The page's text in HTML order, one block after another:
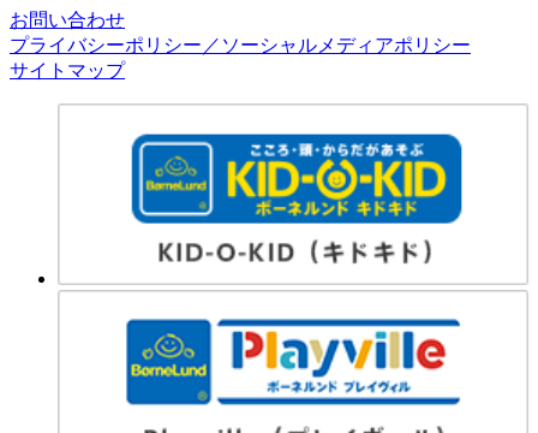
お問い合わせ
プライバシーポリシー／ソーシャルメディアポリシー
サイトマップ